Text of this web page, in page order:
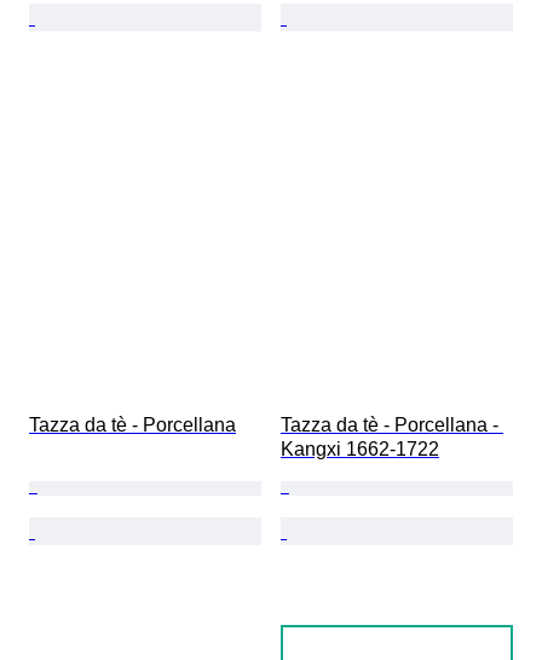
Tazza da tè - Porcellana
Tazza da tè - Porcellana -
Kangxi 1662-1722